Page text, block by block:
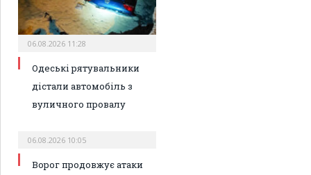
06.08.2026 11:28
Одеські рятувальники
дістали автомобіль з
вуличного провалу
06.08.2026 10:05
Ворог продовжує атаки